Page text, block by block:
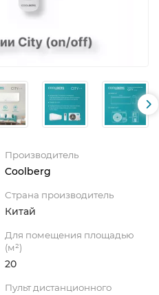
Производитель
Coolberg
Страна производитель
Китай
Для помещения площадью
(м²)
20
Пульт дистанционного